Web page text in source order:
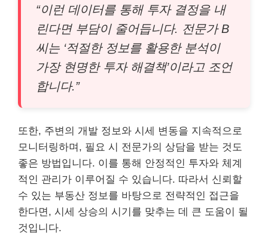
“이런 데이터를 통해 투자 결정을 내
린다면 부담이 줄어듭니다. 전문가 B
씨는 ‘적절한 정보를 활용한 분석이
가장 현명한 투자 해결책’이라고 조언
합니다.”
또한, 주변의 개발 정보와 시세 변동을 지속적으로
모니터링하며, 필요 시 전문가의 상담을 받는 것도
좋은 방법입니다. 이를 통해 안정적인 투자와 체계
적인 관리가 이루어질 수 있습니다. 따라서 신뢰할
수 있는 부동산 정보를 바탕으로 전략적인 접근을
한다면, 시세 상승의 시기를 맞추는 데 큰 도움이 될
것입니다.